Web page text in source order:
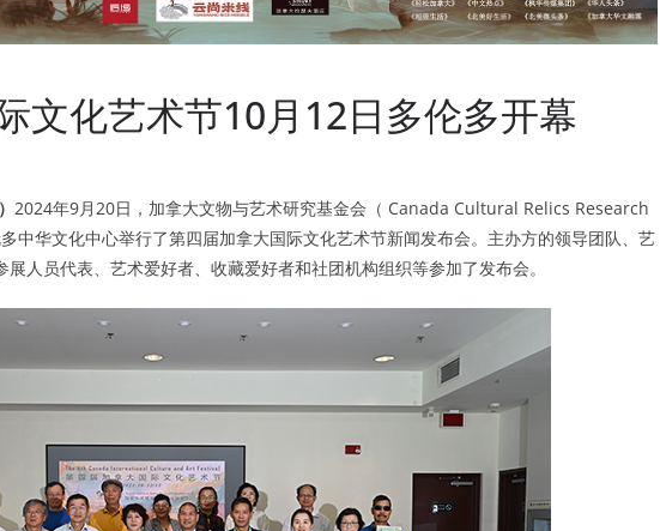
文化艺术节10月12日多伦多开幕
2024年9月20日，加拿大文物与艺术研究基金会（ Canada Cultural Relics Research
中华文化中心举行了第四届加拿大国际文化艺术节新闻发布会。主办方的领导团队、艺
人员代表、艺术爱好者、收藏爱好者和社团机构组织等参加了发布会。